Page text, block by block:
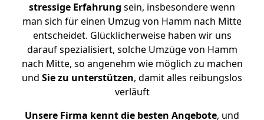
stressige Erfahrung sein, insbesondere wenn
man sich für einen Umzug von Hamm nach Mitte
entscheidet. Glücklicherweise haben wir uns
darauf spezialisiert, solche Umzüge von Hamm
nach Mitte, so angenehm wie möglich zu machen
und Sie zu unterstützen, damit alles reibungslos
verläuft
Unsere Firma kennt die besten Angebote, und